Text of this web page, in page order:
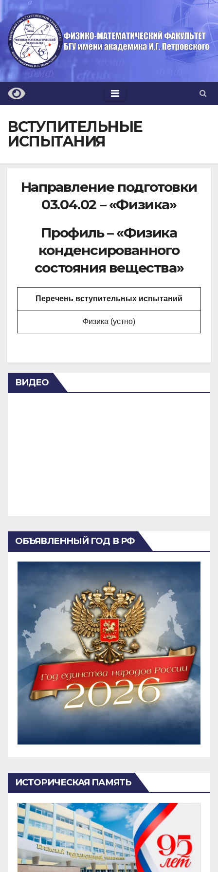
Перейти
к
содержимому
ВСТУПИТЕЛЬНЫЕ
ИСПЫТАНИЯ
Направление подготовки
03.04.02 – «Физика»
Профиль – «Физика
конденсированного
состояния вещества»
Перечень вступительных испытаний
Физика (устно)
ВИДЕО
ОБЪЯВЛЕННЫЙ ГОД В РФ
ИСТОРИЧЕСКАЯ ПАМЯТЬ